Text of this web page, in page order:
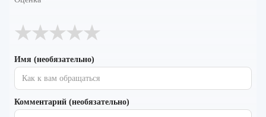
★
★
★
★
★
Имя (необязательно)
Комментарий (необязательно)